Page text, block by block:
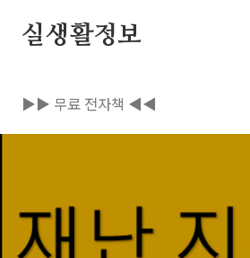
실생활정보
▶▶ 무료 전자책 ◀◀